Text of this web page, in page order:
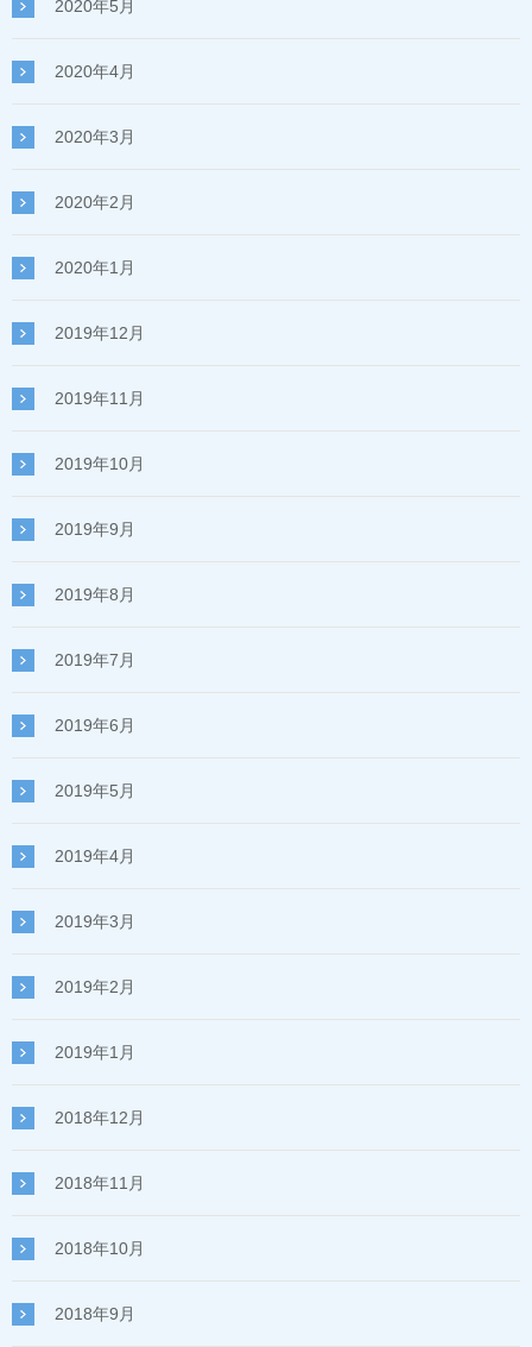
2020年5月
2020年4月
2020年3月
2020年2月
2020年1月
2019年12月
2019年11月
2019年10月
2019年9月
2019年8月
2019年7月
2019年6月
2019年5月
2019年4月
2019年3月
2019年2月
2019年1月
2018年12月
2018年11月
2018年10月
2018年9月